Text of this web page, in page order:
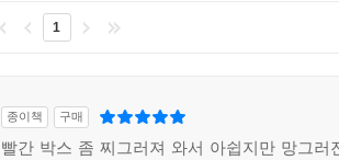
1
종이책 구매
빨간 박스 좀 찌그러져 와서 아쉽지만 망그러